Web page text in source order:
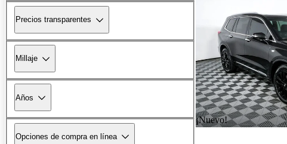
Precios transparentes
Millaje
Años
Opciones de compra en línea
¡Nuevo!